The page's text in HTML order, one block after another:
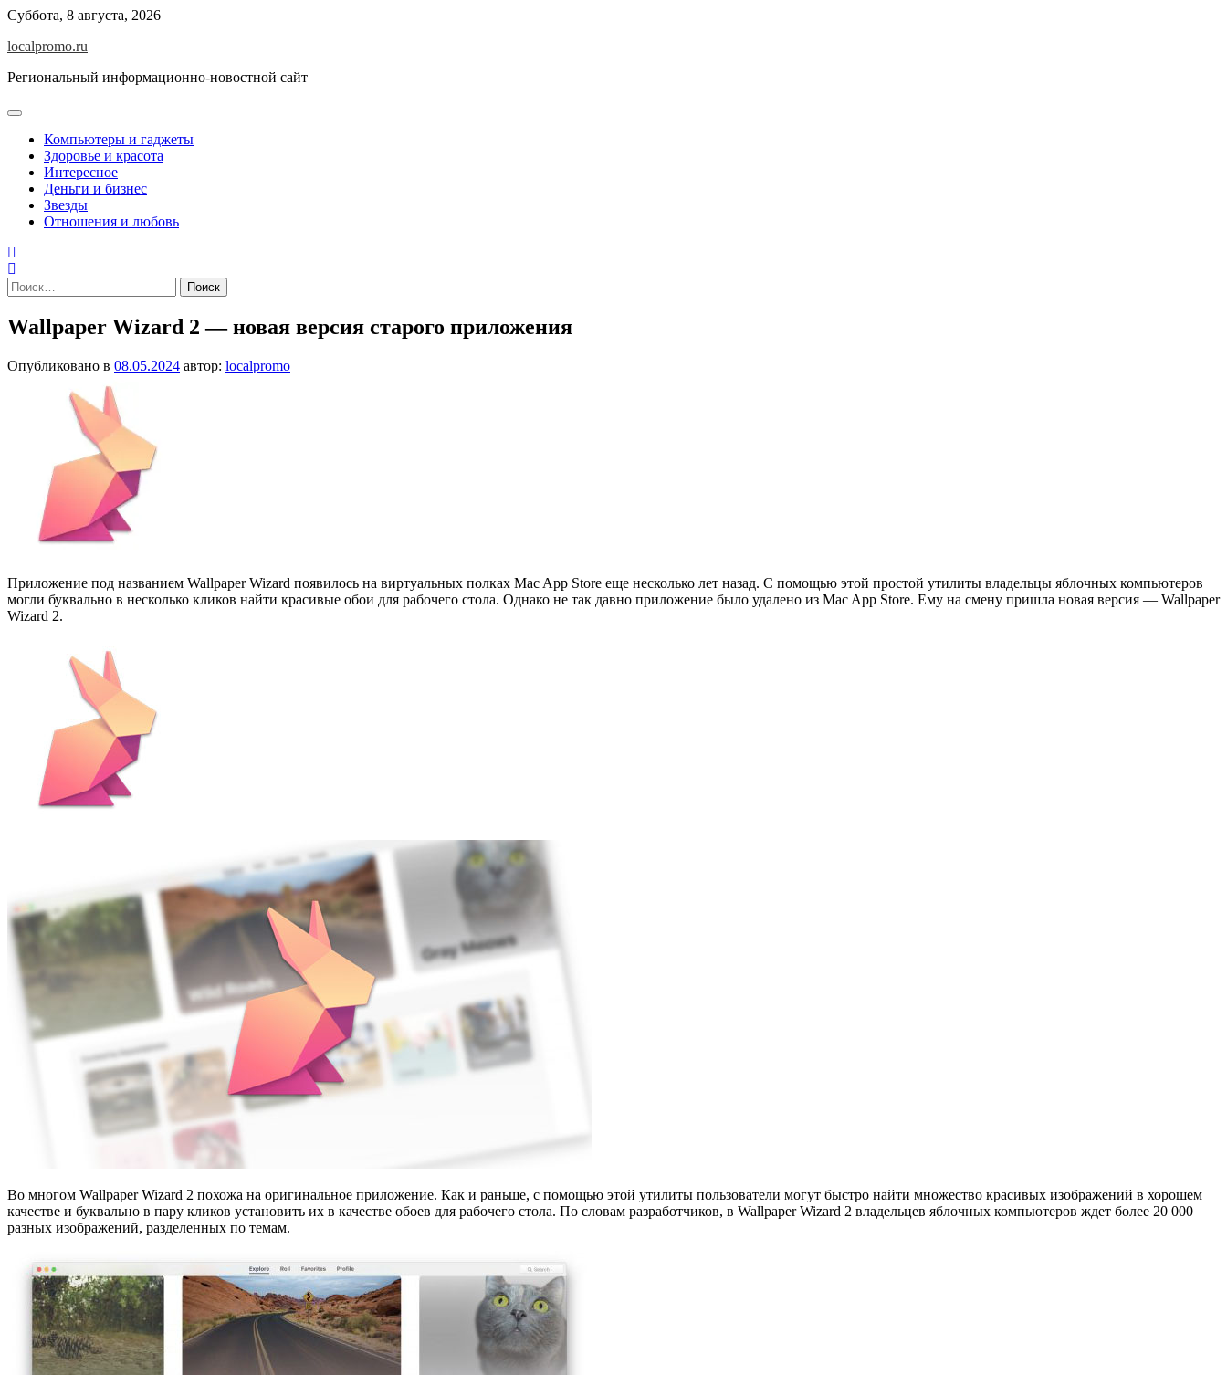
Перейти
содержимому
Суббота, 8 августа, 2026
localpromo.ru
Региональный информационно-новостной сайт
Компьютеры и гаджеты
Здоровье и красота
Интересное
Деньги и бизнес
Звезды
Отношения и любовь
Найти:
Wallpaper Wizard 2 — новая версия старого приложения
Опубликовано в 08.05.2024 автор: localpromo
Приложение под названием Wallpaper Wizard появилось на виртуальных полках Mac App Store еще несколько лет назад. С помощью этой простой утилиты владельцы яблочных компьютеров
могли буквально в несколько кликов найти красивые обои для рабочего стола. Однако не так давно приложение было удалено из Mac App Store. Ему на смену пришла новая версия — Wallpaper
Wizard 2.
Во многом Wallpaper Wizard 2 похожа на оригинальное приложение. Как и раньше, с помощью этой утилиты пользователи могут быстро найти множество красивых изображений в хорошем
качестве и буквально в пару кликов установить их в качестве обоев для рабочего стола. По словам разработчиков, в Wallpaper Wizard 2 владельцев яблочных компьютеров ждет более 20 000
разных изображений, разделенных по темам.